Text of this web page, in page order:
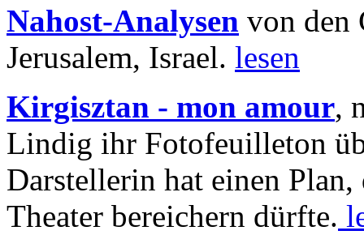
Nahost-Analysen von den
Jerusalem, Israel. lesen
Kirgisztan - mon amour,
Lindig ihr Fotofeuilleton
Darstellerin hat einen Plan,
Theater bereichern dürfte.